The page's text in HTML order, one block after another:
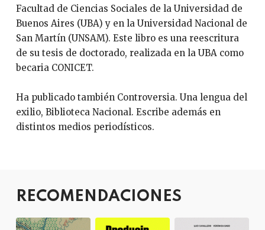
Facultad de Ciencias Sociales de la Universidad de
Buenos Aires (UBA) y en la Universidad Nacional de
San Martín (UNSAM). Este libro es una reescritura
de su tesis de doctorado, realizada en la UBA como
becaria CONICET.
Ha publicado también Controversia. Una lengua del
exilio, Biblioteca Nacional. Escribe además en
distintos medios periodísticos.
RECOMENDACIONES